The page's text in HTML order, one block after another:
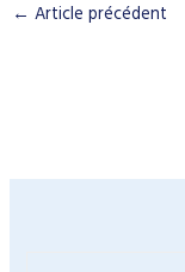
← Article précédent